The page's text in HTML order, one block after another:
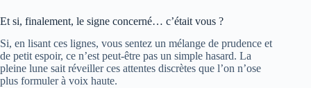
Et si, finalement, le signe concerné… c’était vous ?
Si, en lisant ces lignes, vous sentez un mélange de prudence et
de petit espoir, ce n’est peut-être pas un simple hasard. La
pleine lune sait réveiller ces attentes discrètes que l’on n’ose
plus formuler à voix haute.